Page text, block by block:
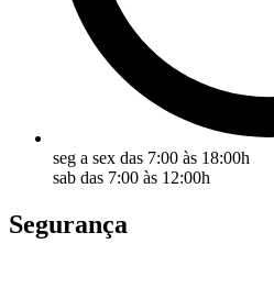
seg a sex das 7:00 às 18:00h
sab das 7:00 às 12:00h
Segurança